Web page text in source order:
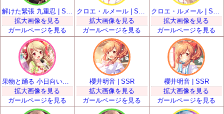
拡大画像を見る
ガールページを見る
拡大画像を見る
ガールページを見る
拡大画像を見る
ガールページを見る
拡大画像を見る
ガールページを見る
櫻井明音 | SSR
拡大画像を見る
ガールページを見る
櫻井明音 | SSR
拡大画像を見る
ガールページを見る